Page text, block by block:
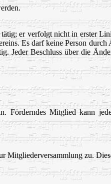
er verfolgt nicht in erster
Es darf keine Person durch
Jeder Beschluss über die
Förderndes Mitglied kann
Mitgliederversammlung zu.